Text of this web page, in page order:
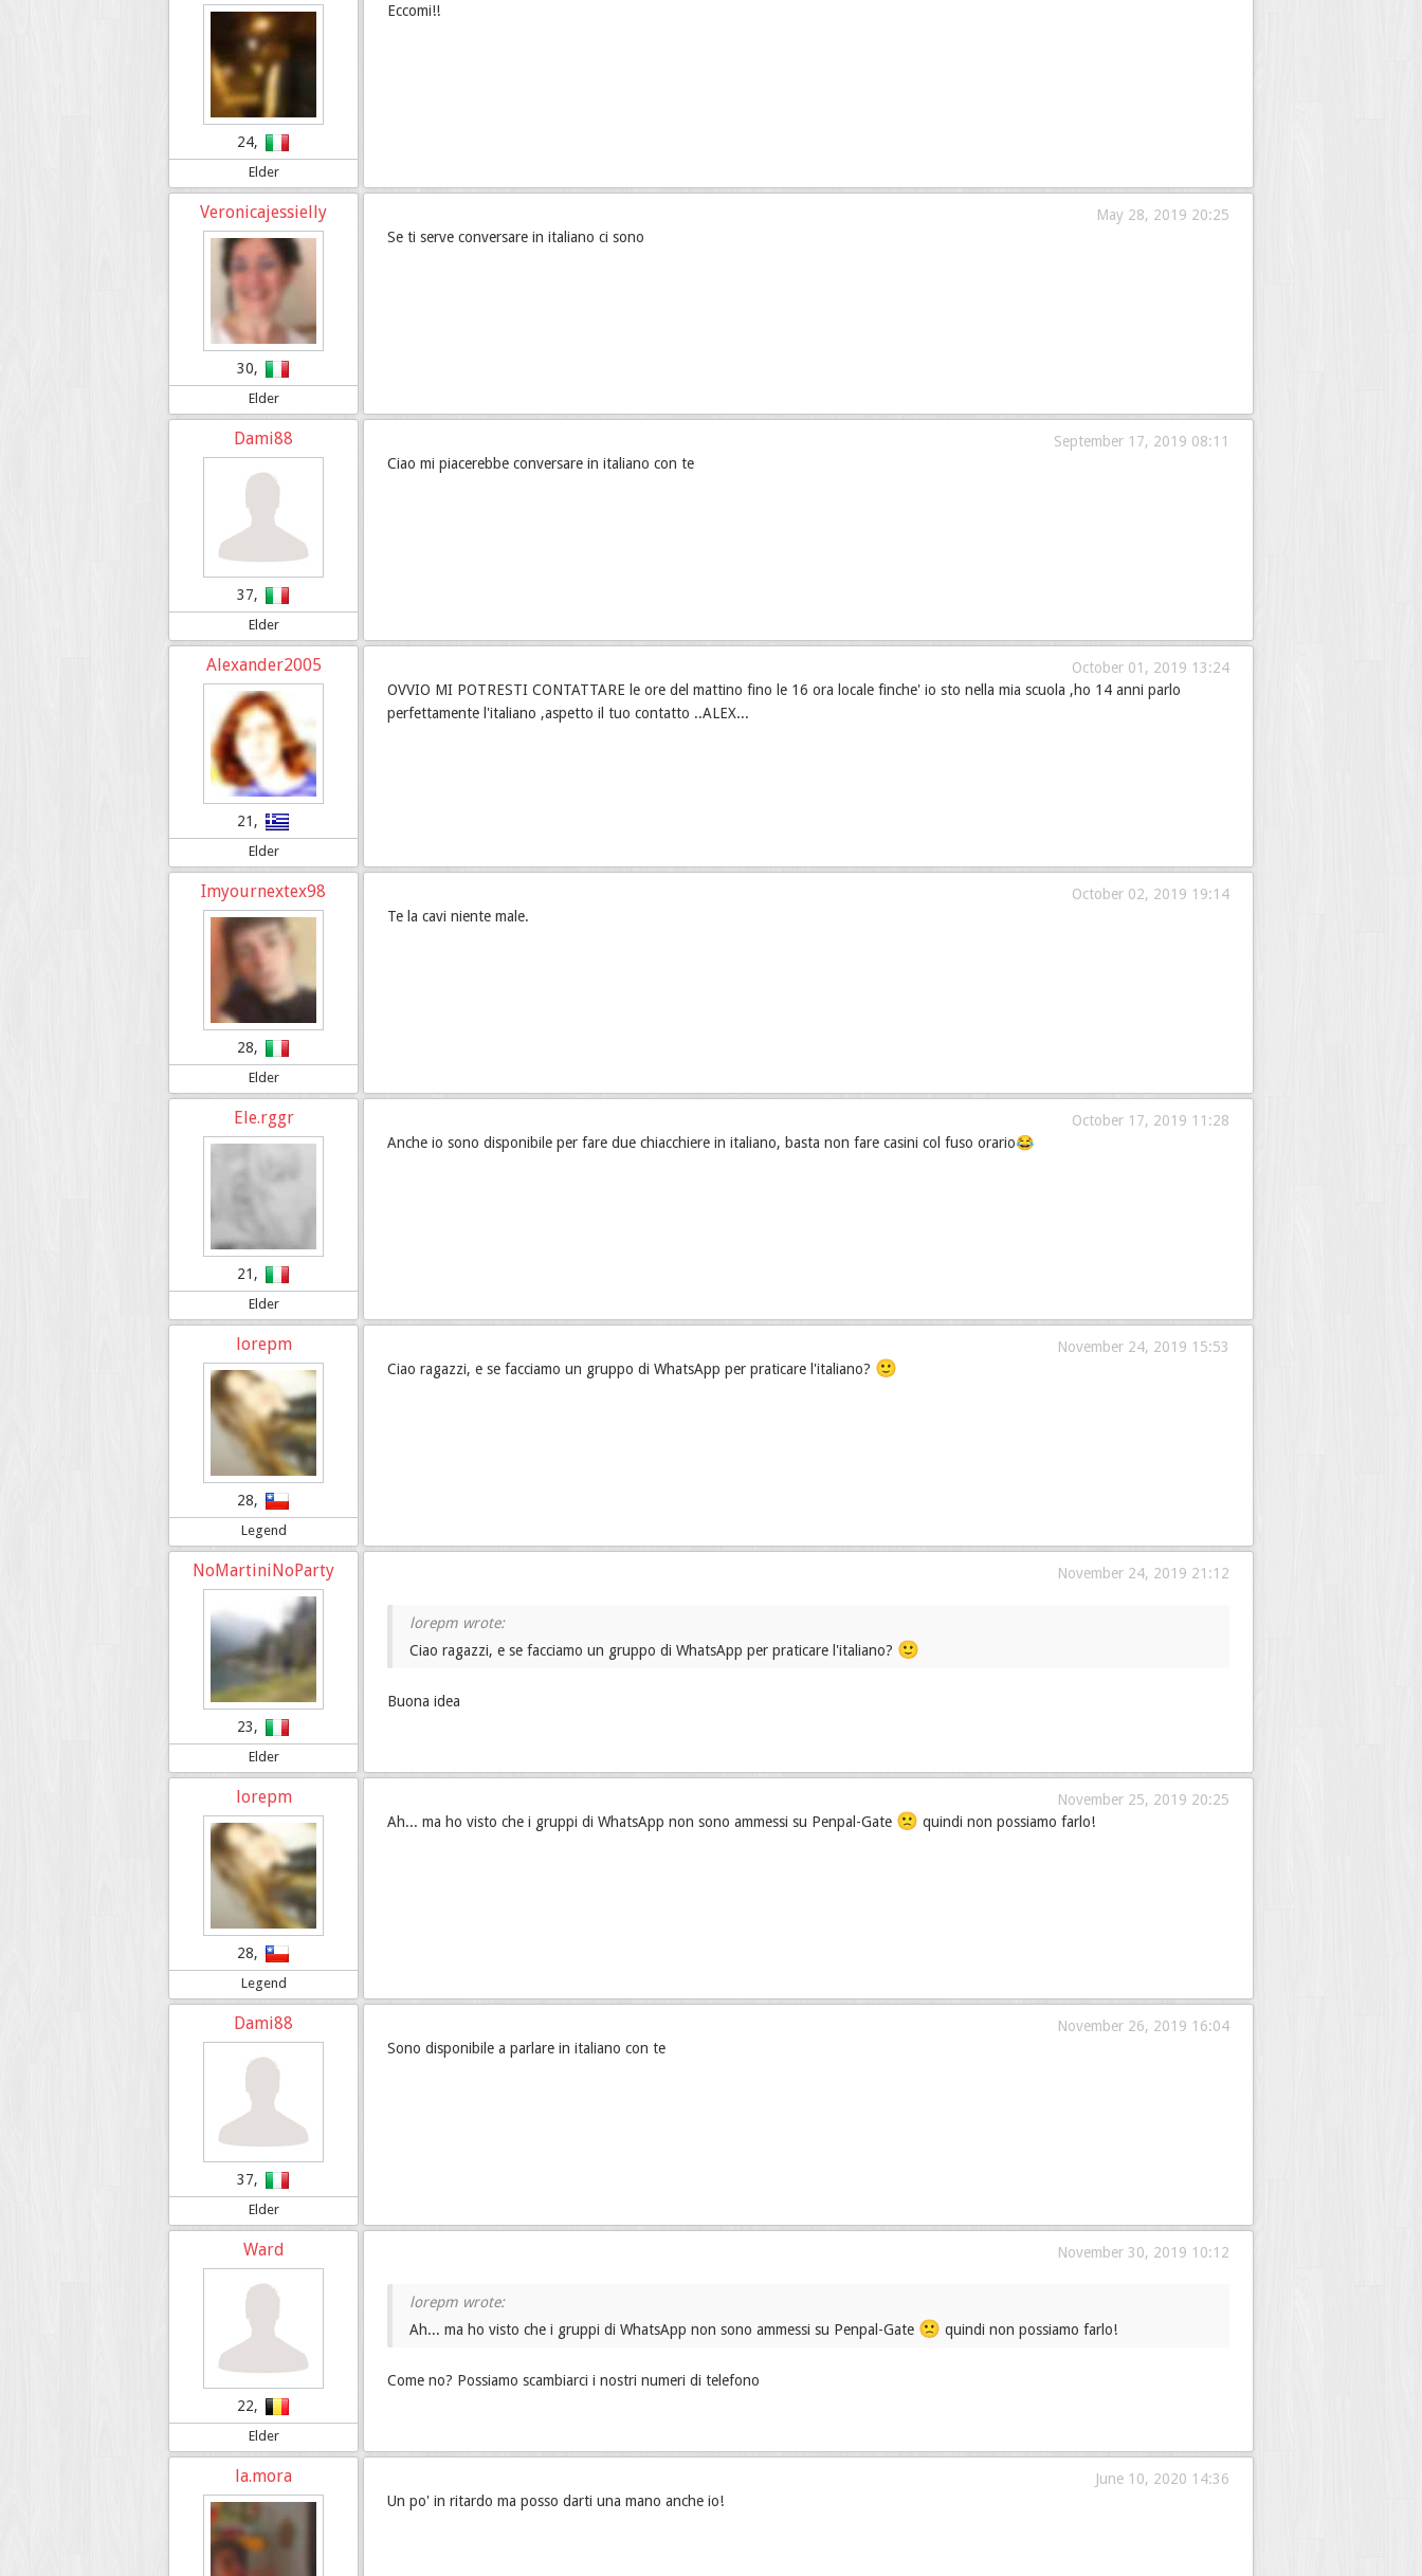
24,
Elder
Eccomi!!
Veronicajessielly
30,
Elder
May 28, 2019 20:25
Se ti serve conversare in italiano ci sono
Dami88
37,
Elder
September 17, 2019 08:11
Ciao mi piacerebbe conversare in italiano con te
Alexander2005
21,
Elder
October 01, 2019 13:24
OVVIO MI POTRESTI CONTATTARE le ore del mattino fino le 16 ora locale finche' io sto nella mia scuola ,ho 14 anni parlo
perfettamente l'italiano ,aspetto il tuo contatto ..ALEX...
Imyournextex98
28,
Elder
October 02, 2019 19:14
Te la cavi niente male.
Ele.rggr
21,
Elder
October 17, 2019 11:28
Anche io sono disponibile per fare due chiacchiere in italiano, basta non fare casini col fuso orario😂
lorepm
28,
Legend
November 24, 2019 15:53
Ciao ragazzi, e se facciamo un gruppo di WhatsApp per praticare l'italiano? 🙂
NoMartiniNoParty
23,
Elder
November 24, 2019 21:12
Ciao ragazzi, e se facciamo un gruppo di WhatsApp per praticare l'italiano? 🙂
Buona idea
lorepm
28,
Legend
November 25, 2019 20:25
Ah... ma ho visto che i gruppi di WhatsApp non sono ammessi su Penpal-Gate 🙁 quindi non possiamo farlo!
Dami88
37,
Elder
November 26, 2019 16:04
Sono disponibile a parlare in italiano con te
Ward
22,
Elder
November 30, 2019 10:12
Ah... ma ho visto che i gruppi di WhatsApp non sono ammessi su Penpal-Gate 🙁 quindi non possiamo farlo!
Come no? Possiamo scambiarci i nostri numeri di telefono
la.mora
June 10, 2020 14:36
Un po' in ritardo ma posso darti una mano anche io!